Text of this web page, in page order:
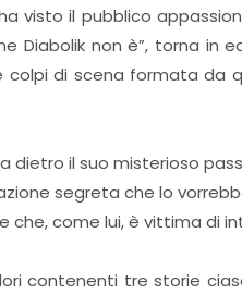
visto il pubblico
Diabolik non è”, torna in
colpi di scena formata da
dietro il suo misterioso
segreta che lo
come lui, è vittima di
contenenti tre storie